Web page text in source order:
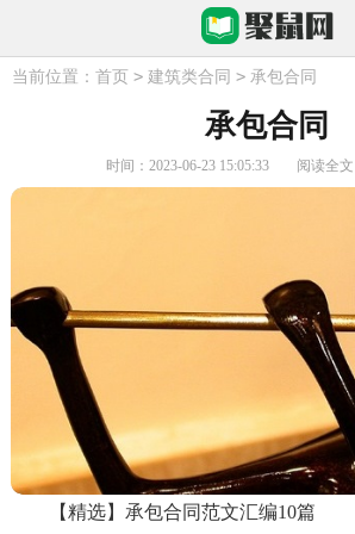
当前位置： 首页 > 建筑类合同 > 承包合同
承包合同
时间：2023-06-23 15:05:33 阅读全文
【精选】承包合同范文汇编10篇